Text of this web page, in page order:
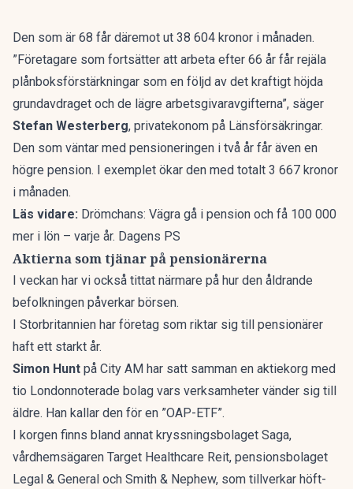
Den som är 68 får däremot ut 38 604 kronor i månaden.
”Företagare som fortsätter att arbeta efter 66 år får rejäla
plånboksförstärkningar som en följd av det kraftigt höjda
grundavdraget och de lägre arbetsgivaravgifterna”, säger
Stefan Westerberg, privatekonom på Länsförsäkringar.
Den som väntar med pensioneringen i två år får även en
högre pension. I exemplet ökar den med totalt 3 667 kronor
i månaden.
Läs vidare: Drömchans: Vägra gå i pension och få 100 000
mer i lön – varje år. Dagens PS
Aktierna som tjänar på pensionärerna
I veckan har vi också tittat närmare på hur den åldrande
befolkningen påverkar börsen.
I Storbritannien har företag som riktar sig till pensionärer
haft ett starkt år.
Simon Hunt på City AM har satt samman en aktiekorg med
tio Londonnoterade bolag vars verksamheter vänder sig till
äldre. Han kallar den för en ”OAP-ETF”.
I korgen finns bland annat kryssningsbolaget Saga,
vårdhemsägaren Target Healthcare Reit, pensionsbolaget
Legal & General och Smith & Nephew, som tillverkar höft-